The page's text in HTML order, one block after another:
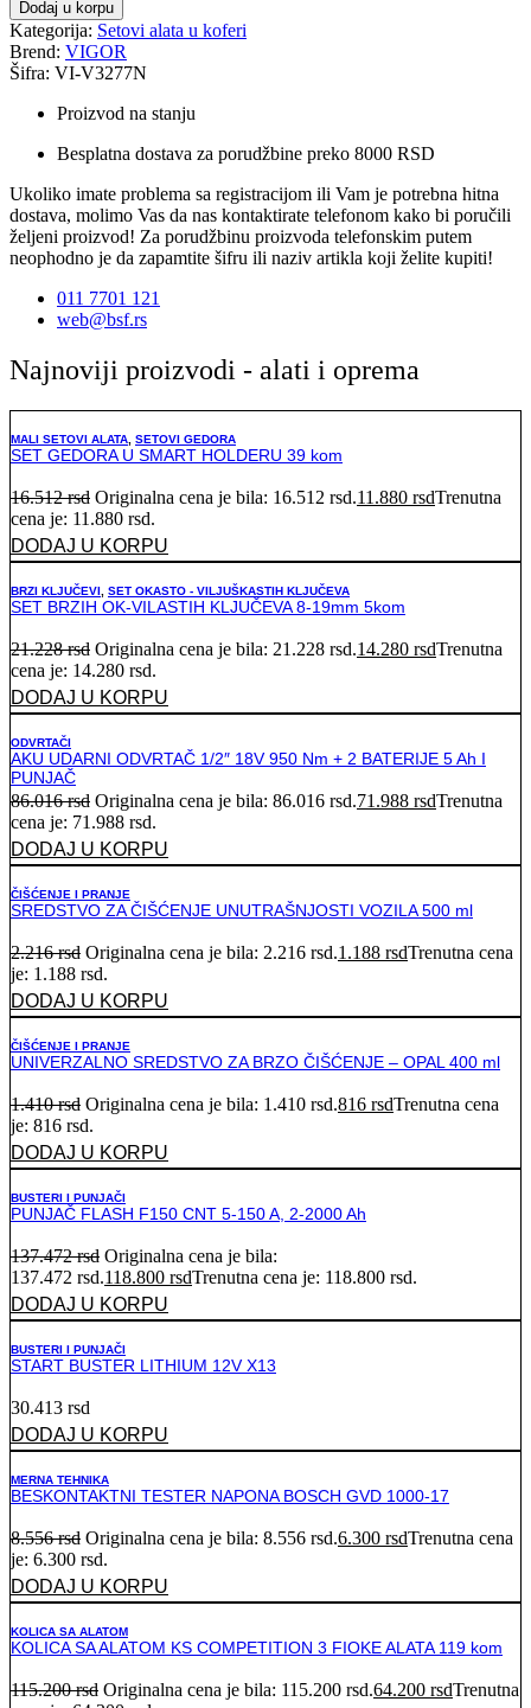
Dodaj u korpu
Kategorija: Setovi alata u koferi
Brend: VIGOR
Šifra: VI-V3277N
Proizvod na stanju
Besplatna dostava za porudžbine preko 8000 RSD
Ukoliko imate problema sa registracijom ili Vam je potrebna hitna
dostava, molimo Vas da nas kontaktirate telefonom kako bi poručili
željeni proizvod! Za porudžbinu proizvoda telefonskim putem
neophodno je da zapamtite šifru ili naziv artikla koji želite kupiti!
011 7701 121
web@bsf.rs
Najnoviji proizvodi - alati i oprema
MALI SETOVI ALATA SETOVI GEDORA
SET GEDORA U SMART HOLDERU 39 kom
16.512rsd Originalna cena je bila: 16.512 rsd.11.880 rsdTrenutna
cena je: 11.880 rsd.
DODAJ U KORPU
BRZI KLJUČEVI SET OKASTO - VILJUŠKASTIH KLJUČEVA
SET BRZIH OK-VILASTIH KLJUČEVA 8-19mm 5kom
21.228rsd Originalna cena je bila: 21.228 rsd.14.280 rsdTrenutna
cena je: 14.280 rsd.
DODAJ U KORPU
ODVRTAČI
AKU UDARNI ODVRTAČ 1/2″ 18V 950 Nm + 2 BATERIJE 5 Ah I
PUNJAČ
86.016rsd Originalna cena je bila: 86.016 rsd.71.988 rsdTrenutna
cena je: 71.988 rsd.
DODAJ U KORPU
ČIŠĆENJE I PRANJE
SREDSTVO ZA ČIŠĆENJE UNUTRAŠNJOSTI VOZILA 500 ml
2.216rsd Originalna cena je bila: 2.216 rsd.1.188 rsdTrenutna cena
je: 1.188 rsd.
DODAJ U KORPU
ČIŠĆENJE I PRANJE
UNIVERZALNO SREDSTVO ZA BRZO ČIŠĆENJE – OPAL 400 ml
1.410rsd Originalna cena je bila: 1.410 rsd.816 rsdTrenutna cena
je: 816 rsd.
DODAJ U KORPU
BUSTERI I PUNJAČI
PUNJAČ FLASH F150 CNT 5-150 A, 2-2000 Ah
137.472rsd Originalna cena je bila:
137.472 rsd.118.800 rsdTrenutna cena je: 118.800 rsd.
DODAJ U KORPU
BUSTERI I PUNJAČI
START BUSTER LITHIUM 12V X13
30.413 rsd
DODAJ U KORPU
MERNA TEHNIKA
BESKONTAKTNI TESTER NAPONA BOSCH GVD 1000-17
8.556rsd Originalna cena je bila: 8.556 rsd.6.300 rsdTrenutna cena
je: 6.300 rsd.
DODAJ U KORPU
KOLICA SA ALATOM
KOLICA SA ALATOM KS COMPETITION 3 FIOKE ALATA 119 kom
115.200rsd Originalna cena je bila: 115.200 rsd.64.200 rsdTrenutna